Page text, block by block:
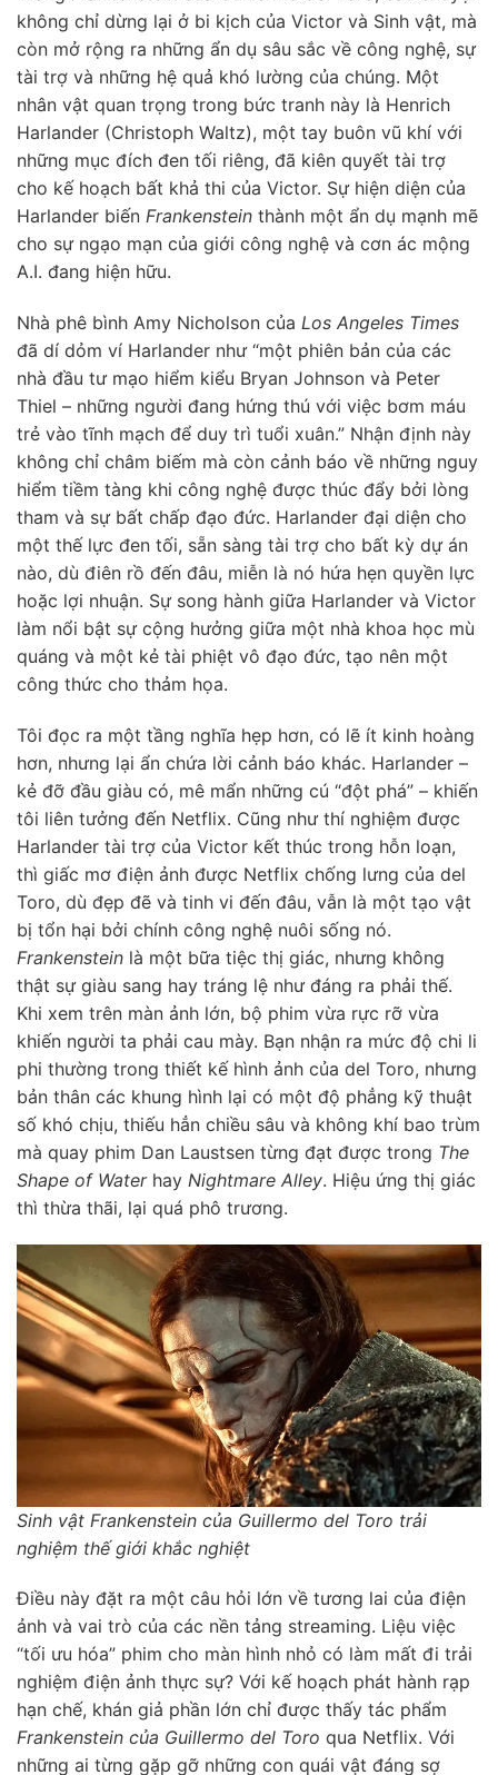
không chỉ dừng lại ở bi kịch của Victor và Sinh vật, mà
còn mở rộng ra những ẩn dụ sâu sắc về công nghệ, sự
tài trợ và những hệ quả khó lường của chúng. Một
nhân vật quan trọng trong bức tranh này là Henrich
Harlander (Christoph Waltz), một tay buôn vũ khí với
những mục đích đen tối riêng, đã kiên quyết tài trợ
cho kế hoạch bất khả thi của Victor. Sự hiện diện của
Harlander biến Frankenstein thành một ẩn dụ mạnh mẽ
cho sự ngạo mạn của giới công nghệ và cơn ác mộng
A.I. đang hiện hữu.
Nhà phê bình Amy Nicholson của Los Angeles Times
đã dí dỏm ví Harlander như “một phiên bản của các
nhà đầu tư mạo hiểm kiểu Bryan Johnson và Peter
Thiel – những người đang hứng thú với việc bơm máu
trẻ vào tĩnh mạch để duy trì tuổi xuân.” Nhận định này
không chỉ châm biếm mà còn cảnh báo về những nguy
hiểm tiềm tàng khi công nghệ được thúc đẩy bởi lòng
tham và sự bất chấp đạo đức. Harlander đại diện cho
một thế lực đen tối, sẵn sàng tài trợ cho bất kỳ dự án
nào, dù điên rồ đến đâu, miễn là nó hứa hẹn quyền lực
hoặc lợi nhuận. Sự song hành giữa Harlander và Victor
làm nổi bật sự cộng hưởng giữa một nhà khoa học mù
quáng và một kẻ tài phiệt vô đạo đức, tạo nên một
công thức cho thảm họa.
Tôi đọc ra một tầng nghĩa hẹp hơn, có lẽ ít kinh hoàng
hơn, nhưng lại ẩn chứa lời cảnh báo khác. Harlander –
kẻ đỡ đầu giàu có, mê mẩn những cú “đột phá” – khiến
tôi liên tưởng đến Netflix. Cũng như thí nghiệm được
Harlander tài trợ của Victor kết thúc trong hỗn loạn,
thì giấc mơ điện ảnh được Netflix chống lưng của del
Toro, dù đẹp đẽ và tinh vi đến đâu, vẫn là một tạo vật
bị tổn hại bởi chính công nghệ nuôi sống nó.
Frankenstein là một bữa tiệc thị giác, nhưng không
thật sự giàu sang hay tráng lệ như đáng ra phải thế.
Khi xem trên màn ảnh lớn, bộ phim vừa rực rỡ vừa
khiến người ta phải cau mày. Bạn nhận ra mức độ chi li
phi thường trong thiết kế hình ảnh của del Toro, nhưng
bản thân các khung hình lại có một độ phẳng kỹ thuật
số khó chịu, thiếu hẳn chiều sâu và không khí bao trùm
mà quay phim Dan Laustsen từng đạt được trong The
Shape of Waterhay Nightmare Alley. Hiệu ứng thị giác
thì thừa thãi, lại quá phô trương.
Sinh vật Frankenstein của Guillermo del Toro trải
nghiệm thế giới khắc nghiệt
Điều này đặt ra một câu hỏi lớn về tương lai của điện
ảnh và vai trò của các nền tảng streaming. Liệu việc
“tối ưu hóa” phim cho màn hình nhỏ có làm mất đi trải
nghiệm điện ảnh thực sự? Với kế hoạch phát hành rạp
hạn chế, khán giả phần lớn chỉ được thấy tác phẩm
Frankenstein của Guillermo del Toro qua Netflix. Với
những ai từng gặp gỡ những con quái vật đáng sợ